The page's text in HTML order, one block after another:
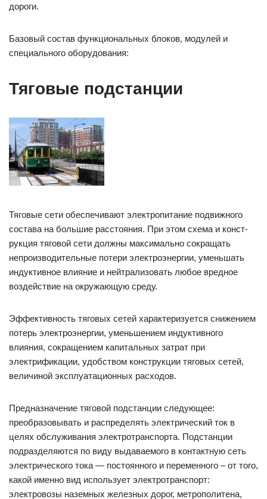
дороги.
Базовый состав функциональных блоков, модулей и
специального оборудования:
Тяговые подстанции
Тяговые сети обеспечивают электропитание подвижного
состава на большие расстояния. При этом схема и конст­
рукция тяговой сети должны максимально сокращать
непроизводительные потери электроэнергии, уменьшать
индуктивное влияние и нейтрализовать любое вредное
воздействие на окружающую среду.
Эффективность тяговых сетей характеризуется снижением
потерь электроэнергии, уменьшением индуктивного
влияния, сокращением капитальных затрат при
электрификации, удобством конструкции тяговых сетей,
величиной эксплуатационных расходов.
Предназначение тяговой подстанции следующее:
преобразовывать и распределять электрический ток в
целях обслуживания электротранспорта. Подстанции
подразделяются по виду выдаваемого в контактную сеть
электрического тока — постоянного и переменного – от того,
какой именно вид использует электротранспорт:
электровозы наземных железных дорог, метрополитена,